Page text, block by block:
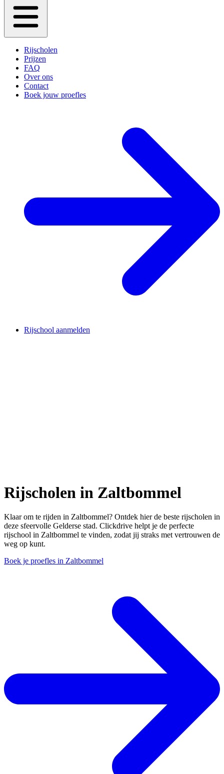
Rijscholen
Prijzen
FAQ
Over ons
Contact
Boek jouw proefles
Rijschool aanmelden
Rijscholen in Zaltbommel
Klaar om te rijden in Zaltbommel? Ontdek hier de beste rijscholen in
deze sfeervolle Gelderse stad. Clickdrive helpt je de perfecte
rijschool in Zaltbommel te vinden, zodat jij straks met vertrouwen de
weg op kunt.
Boek je proefles in Zaltbommel